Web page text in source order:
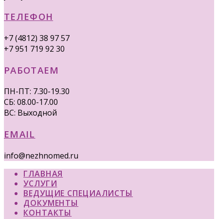
ТЕЛЕФОН
+7 (4812) 38 97 57
+7 951 719 92 30
РАБОТАЕМ
ПН-ПТ: 7.30-19.30
СБ: 08.00-17.00
ВС: Выходной
EMAIL
info@nezhnomed.ru
ГЛАВНАЯ
УСЛУГИ
ВЕДУЩИЕ СПЕЦИАЛИСТЫ
ДОКУМЕНТЫ
КОНТАКТЫ